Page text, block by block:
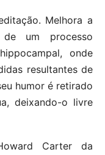
Melhora a
um processo
onde
resultantes de
humor é retirado
deixando-o livre
Carter da